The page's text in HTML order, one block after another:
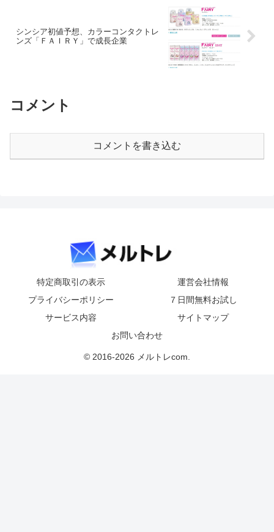
シンシア初値予想、カラーコンタクトレ
ンズ「ＦＡＩＲＹ」で成長企業
コメント
コメントを書き込む
特定商取引の表示
運営会社情報
プライバシーポリシー
７日間無料お試し
サービス内容
サイトマップ
お問い合わせ
© 2016-2026 メルトレcom.